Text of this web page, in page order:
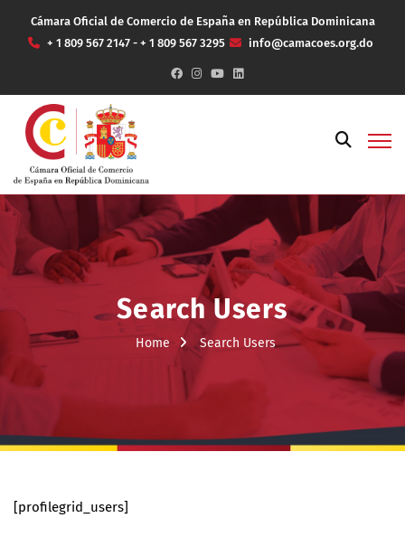
Cámara Oficial de Comercio de España en República Dominicana
+ 1 809 567 2147 - + 1 809 567 3295
info@camacoes.org.do
Search Users
Home Search Users
[profilegrid_users]